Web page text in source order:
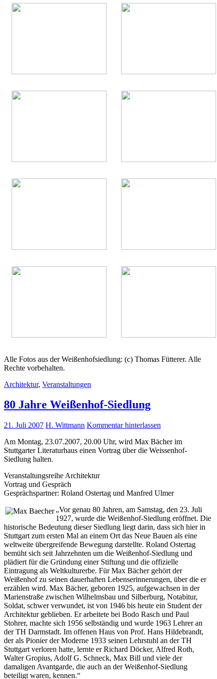
Alle Fotos aus der Weißenhofsiedlung: (c) Thomas Fütterer. Alle
Rechte vorbehalten.
Architektur, Veranstaltungen
80 Jahre Weißenhof-Siedlung
21. Juli 2007 H. Wittmann Kommentar hinterlassen
Am Montag, 23.07.2007, 20.00 Uhr, wird Max Bächer im
Stuttgarter Literaturhaus einen Vortrag über die Weissenhof-
Siedlung halten.
Veranstaltungsreihe Architektur
Vortrag und Gespräch
Gesprächspartner: Roland Ostertag und Manfred Ulmer
„Vor genau 80 Jahren, am Samstag, den 23. Juli
1927, wurde die Weißenhof-Siedlung eröffnet. Die
historische Bedeutung dieser Siedlung liegt darin, dass sich hier in
Stuttgart zum ersten Mal an einem Ort das Neue Bauen als eine
weltweite übergreifende Bewegung darstellte. Roland Ostertag
bemüht sich seit Jahrzehnten um die Weißenhof-Siedlung und
plädiert für die Gründung einer Stiftung und die offizielle
Eintragung als Weltkulturerbe. Für Max Bächer gehört der
Weißenhof zu seinen dauerhaften Lebenserinnerungen, über die er
erzählen wird. Max Bächer, geboren 1925, aufgewachsen in der
Marienstraße zwischen Wilhelmsbau und Silberburg, Notabitur,
Soldat, schwer verwundet, ist von 1946 bis heute ein Student der
Architektur geblieben. Er arbeitete bei Bodo Rasch und Paul
Stohrer, machte sich 1956 selbständig und wurde 1963 Lehrer an
der TH Darmstadt. Im offenen Haus von Prof. Hans Hildebrandt,
der als Pionier der Moderne 1933 seinen Lehrstuhl an der TH
Stuttgart verloren hatte, lernte er Richard Döcker, Alfred Roth,
Walter Gropius, Adolf G. Schneck, Max Bill und viele der
damaligen Avantgarde, die auch an der Weißenhof-Siedlung
beteiligt waren, kennen.“